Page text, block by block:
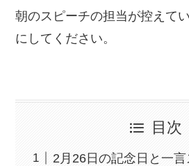
朝のスピーチの担当が控えて
にしてください。
目次
2月26日の記念日と一言